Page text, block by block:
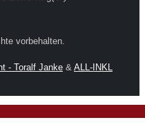
vorbehalten.
- Toralf Janke & ALL-INKL